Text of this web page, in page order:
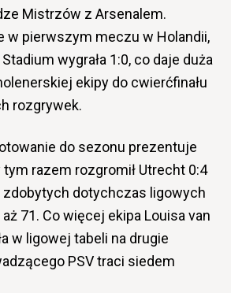
Mistrzów z Arsenalem.
w pierwszym meczu w Holandii,
wygrała 1:0, co daje duża
ekipy do cwierćfinału
rozgrywek.
do sezonu prezentuje
tym razem rozgromił Utrecht 0:4
dotychczas ligowych
71. Co więcej ekipa Louisa van
w ligowej tabeli na drugie
PSV traci siedem